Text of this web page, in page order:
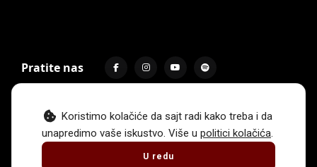
Koristimo kolačiće da sajt radi kako treba i da
unapredimo vaše iskustvo. Više u politici kolačića.
U redu
Pratite nas
Impressum Politika privatnosti
Uslovi korišćenja
. Sva prava zadržava Hoću u pozorište.